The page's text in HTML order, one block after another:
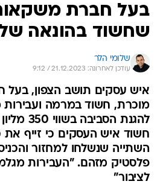
בעל חברת
שחשוד בהונאה של
שלומי הלר
עודכן לאחרונה: 21.12.2023 / 9:12
איש עסקים תושב הצפון,
מוכרת, חשוד במרמה
להגנת
חשוד איש העסקים כי זייף את
השתייה שנשלחו למחזור
פלסטיק מזהם. "העבירות
לציבור"